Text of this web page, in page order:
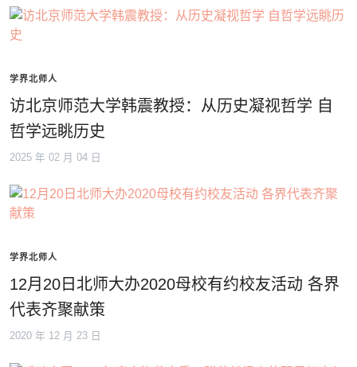
学界北师人
访北京师范大学韩震教授：从历史凝视哲学 自
哲学远眺历史
2025 年 02 月 04 日
学界北师人
12月20日北师大办2020母校有约校友活动 各界
代表齐聚献策
2020 年 12 月 23 日